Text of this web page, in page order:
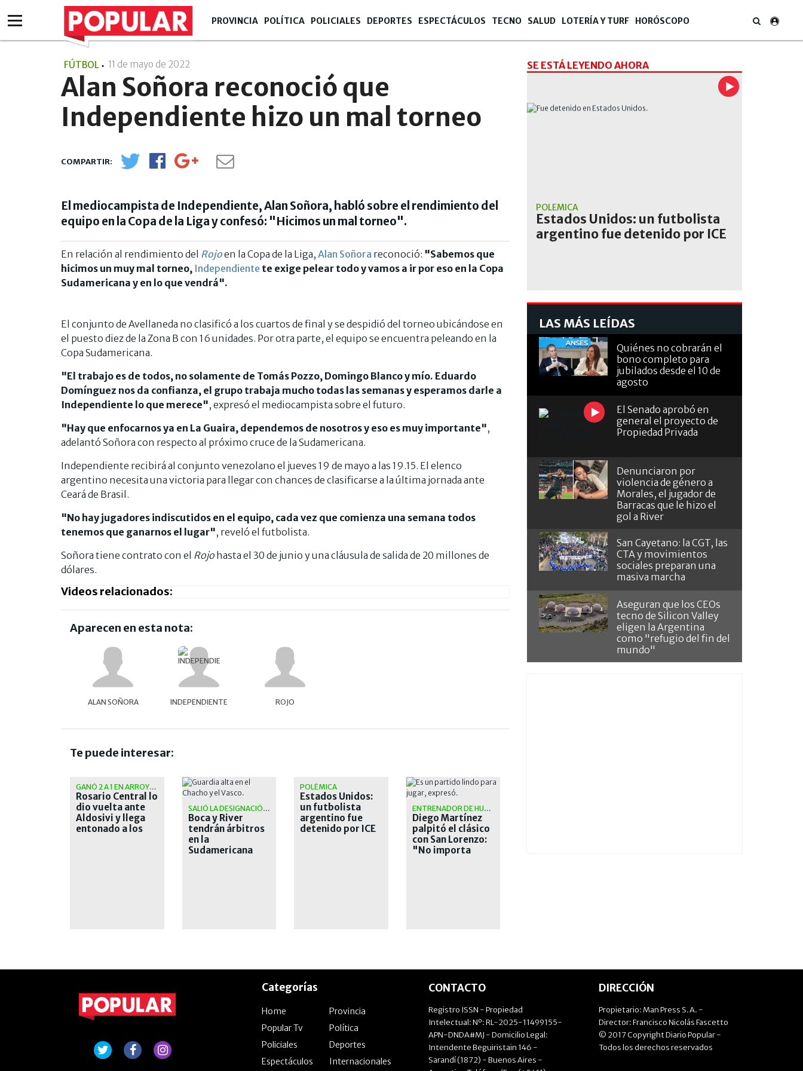
PROVINCIA POLÍTICA POLICIALES DEPORTES ESPECTÁCULOS TECNO SALUD LOTERÍA Y TURF HORÓSCOPO
FÚTBOL 11 de mayo de 2022
Alan Soñora reconoció que
Independiente hizo un mal torneo
El mediocampista de Independiente, Alan Soñora, habló sobre el rendimiento del
equipo en la Copa de la Liga y confesó: "Hicimos un mal torneo".
En relación al rendimiento del Rojoen la Copa de la Liga, Alan Soñora reconoció: "Sabemos que
hicimos un muy mal torneo, Independiente te exige pelear todo y vamos a ir por eso en la Copa
Sudamericana y en lo que vendrá".
El conjunto de Avellaneda no clasificó a los cuartos de final y se despidió del torneo ubicándose en
el puesto diez de la Zona B con 16 unidades. Por otra parte, el equipo se encuentra peleando en la
Copa Sudamericana.
"El trabajo es de todos, no solamente de Tomás Pozzo, Domingo Blanco y mío. Eduardo
Domínguez nos da confianza, el grupo trabaja mucho todas las semanas y esperamos darle a
Independiente lo que merece", expresó el mediocampista sobre el futuro.
"Hay que enfocarnos ya en La Guaira, dependemos de nosotros y eso es muy importante",
adelantó Soñora con respecto al próximo cruce de la Sudamericana.
Independiente recibirá al conjunto venezolano el jueves 19 de mayo a las 19.15. El elenco
argentino necesita una victoria para llegar con chances de clasificarse a la última jornada ante
Ceará de Brasil.
"No hay jugadores indiscutidos en el equipo, cada vez que comienza una semana todos
tenemos que ganarnos el lugar", reveló el futbolista.
Soñora tiene contrato con el Rojo hasta el 30 de junio y una cláusula de salida de 20 millones de
dólares.
Videos relacionados:
Aparecen en esta nota:
ALAN SOÑORA INDEPENDIENTE ROJO
Te puede interesar:
GANÓ 2 A 1 EN ARROYITO
Rosario Central lo
dio vuelta ante
Aldosivi y llega
entonado a los
SALIÓ LA DESIGNACIÓN OFICIAL
Boca y River
tendrán árbitros
en la
Sudamericana
POLÉMICA
Estados Unidos:
un futbolista
argentino fue
detenido por ICE
ENTRENADOR DE HURACÁN
Diego Martínez
palpitó el clásico
con San Lorenzo:
"No importa
SE ESTÁ LEYENDO AHORA
POLÉMICA
Estados Unidos: un futbolista
argentino fue detenido por ICE
LAS MÁS LEÍDAS
Quiénes no cobrarán el
bono completo para
jubilados desde el 10 de
agosto
El Senado aprobó en
general el proyecto de
Propiedad Privada
Denunciaron por
violencia de género a
Morales, el jugador de
Barracas que le hizo el
gol a River
San Cayetano: la CGT, las
CTA y movimientos
sociales preparan una
masiva marcha
Aseguran que los CEOs
tecno de Silicon Valley
eligen la Argentina
como "refugio del fin del
mundo"
Categorías
Home
Provincia
Popular Tv
Política
Policiales
Deportes
Espectáculos
Internacionales
CONTACTO
Registro ISSN - Propiedad
Intelectual: Nº: RL-2025-11499155-
APN-DNDA#MJ - Domicilio Legal:
Intendente Beguiristain 146 -
Sarandí (1872) - Buenos Aires -
DIRECCIÓN
Propietario: Man Press S.A. -
Director: Francisco Nicolás Fascetto
© 2017 Copyright Diario Popular -
Todos los derechos reservados